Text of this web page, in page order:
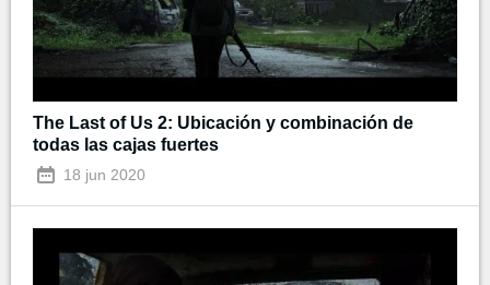
The Last of Us 2: Ubicación y combinación de
todas las cajas fuertes
18 jun 2020